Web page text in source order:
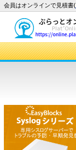
会員はオンラインで見積書(